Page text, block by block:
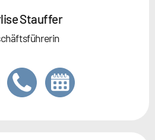
Stauffer